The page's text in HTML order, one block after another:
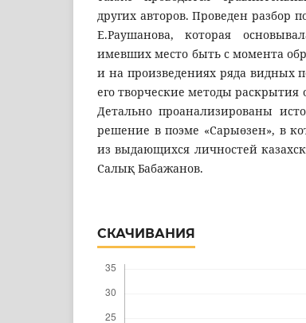
других авторов. Проведен разбор
Е.Раушанова, которая
имевших место быть с момента
и на произведениях ряда видных
его творческие методы
Детально проанализированы
решение в поэме «Сарыөзен», в
из выдающихся личностей
Салық Бабажанов.
СКАЧИВАНИЯ